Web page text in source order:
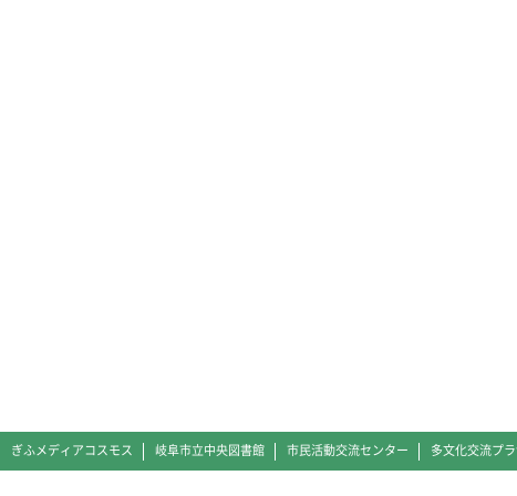
ぎふメディアコスモス 岐阜市立中央図書館 市民活動交流センター 多文化交流プ